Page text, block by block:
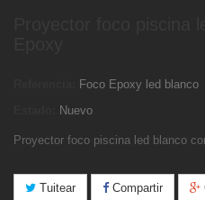
Foco Epoxy led blanco
Nuevo
Proyector foco piscina led blanco
Tuitear Compartir